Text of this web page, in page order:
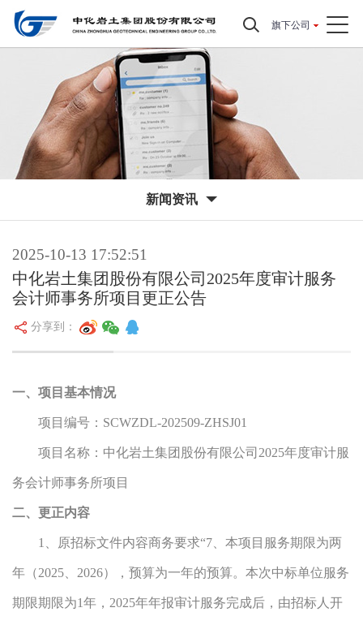
旗下公司
新闻资讯
2025-10-13 17:52:51
中化岩土集团股份有限公司2025年度审计服务
会计师事务所项目更正公告
分享到：
一、项目基本情况
项目编号： SCWZDL-202509-ZHSJ01
项目名称： 中化岩土集团股份有限公司 2025年度审计服
务会计师事务所项目
二、更正内容
1、原招标文件内容商务要求“7、本项目服务期限为两
年（2025、2026），预算为一年的预算。本次中标单位服务
期限期限为1年，2025年年报审计服务完成后，由招标人开